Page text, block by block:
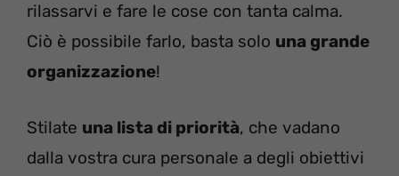
rilassarvi e fare le cose con tanta calma.
Ciò è possibile farlo, basta solo una grande
organizzazione!
Stilate una lista di priorità, che vadano
dalla vostra cura personale a degli obiettivi